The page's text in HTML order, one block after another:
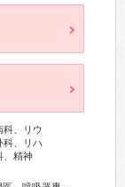
科、リウ
科、リハ
、精神